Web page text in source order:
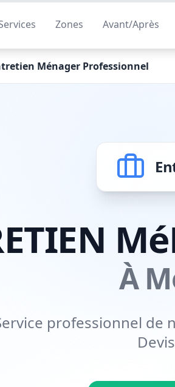
Zones Avant/Après
Ménager Professionnel
À
professionnel de